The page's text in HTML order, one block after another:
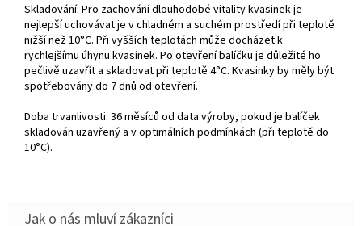
Skladování: Pro zachování dlouhodobé vitality kvasinek je
nejlepší uchovávat je v chladném a suchém prostředí při teplotě
nižší než 10°C. Při vyšších teplotách může docházet k
rychlejšímu úhynu kvasinek. Po otevření balíčku je důležité ho
pečlivě uzavřít a skladovat při teplotě 4°C. Kvasinky by měly být
spotřebovány do 7 dnů od otevření.
Doba trvanlivosti: 36 měsíců od data výroby, pokud je balíček
skladován uzavřený a v optimálních podmínkách (při teplotě do
10°C).